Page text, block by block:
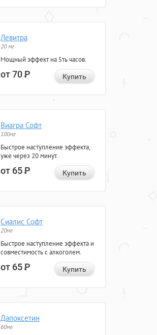
Левитра
20 мг
Мощный эффект на 5ть часов.
от 70Р Купить
Виагра Софт
100мг
Быстрое наступление эффекта,
уже через 20 минут.
от 65Р Купить
Сиалис Софт
20мг
Быстрое наступление эффекта и
совместимость с алкоголем.
от 65Р Купить
Дапоксетин
60мг